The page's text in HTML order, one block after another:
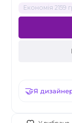
Економія 2159
Я